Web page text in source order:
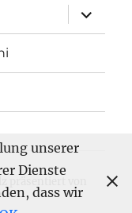
öffnen
unserer
Dienste
dass wir